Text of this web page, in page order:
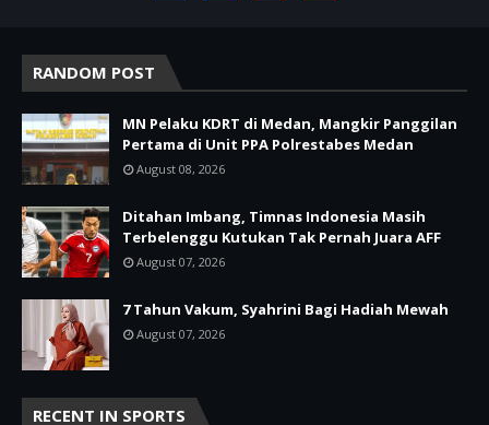
RANDOM POST
MN Pelaku KDRT di Medan, Mangkir Panggilan
Pertama di Unit PPA Polrestabes Medan
August 08, 2026
Ditahan Imbang, Timnas Indonesia Masih
Terbelenggu Kutukan Tak Pernah Juara AFF
August 07, 2026
7 Tahun Vakum, Syahrini Bagi Hadiah Mewah
August 07, 2026
RECENT IN SPORTS